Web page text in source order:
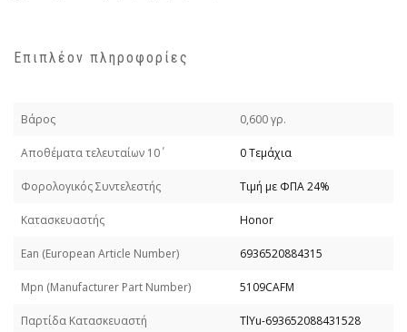
Επιπλέον πληροφορίες
Βάρος 0,600 γρ.
Απoθέματα τελευταίων 10΄ 0 Τεμάχια
Φορολογικός Συντελεστής Τιμή με ΦΠΑ 24%
Κατασκευαστής Honor
Εan (European Article Number) 6936520884315
Mpn (Manufacturer Part Number) 5109CAFM
Παρτίδα Κατασκευαστή TlYu-693652088431528